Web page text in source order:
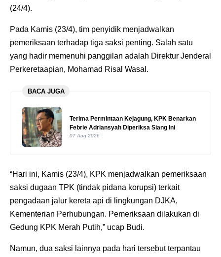
(24/4).
Pada Kamis (23/4), tim penyidik menjadwalkan
pemeriksaan terhadap tiga saksi penting. Salah satu
yang hadir memenuhi panggilan adalah Direktur Jenderal
Perkeretaapian, Mohamad Risal Wasal.
BACA JUGA
Terima Permintaan Kejagung, KPK Benarkan
Febrie Adriansyah Diperiksa Siang Ini
07 Aug 2026
“Hari ini, Kamis (23/4), KPK menjadwalkan pemeriksaan
saksi dugaan TPK (tindak pidana korupsi) terkait
pengadaan jalur kereta api di lingkungan DJKA,
Kementerian Perhubungan. Pemeriksaan dilakukan di
Gedung KPK Merah Putih,” ucap Budi.
Namun, dua saksi lainnya pada hari tersebut terpantau